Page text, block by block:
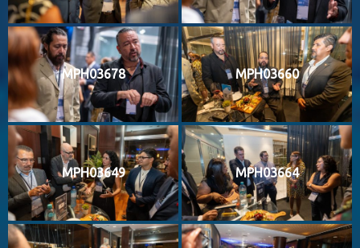
MPH03678 MPH03660
MPH03649 MPH03664